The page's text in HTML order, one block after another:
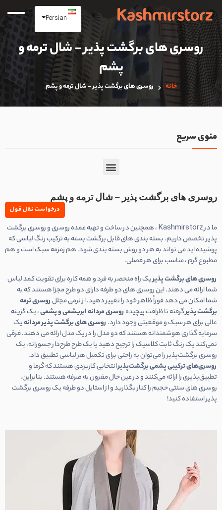
روسری های برگشت پذیر – شال ترمه و
پشم
خانه روسری های برگشت پذیر – شال ترمه و پشم
منوی سریع
روسری های برگشت پذیر – شال ترمه و پشم
درخواست نقل قول
ما در Kashmirstorz ، همچنین در ساخت و تهیه عمده روسری و روسری برگشت
پذیر تخصص داریم. بسته بندی های قابل برگشت بسته به ترکیب رنگ لباسی که
پوشیده اید می تواند به هر دو روش بسته بندی شود. هم زمزمه سبک است و هم
مطبوع گرم ، مناسب برای هر فصلی.
روسری های برگشت پذیریک راه منحصر به فرد و همه کاره برای تقویت کمد لباس
شما ارائه می دهند. این روسری های دو طرفه دارای دو طرح مجزا هستند که به
شما امکان می دهد فوراً ظاهر خود را تغییر دهید. از نرمی مجللروسری ترمه
برگشت پذیرگرفته تا ظرافت پیچیدهروسری مردانه ابریشمی و پشمی، یک گزینه
عالی برای هر سبک و موقعیتی وجود دارد. روسری های برگشت پذیر مردانهیک
سرمایه گذاری هوشمندانه هستند که دو مدل را در یک مدل ارائه می دهند. فرقی
نمی‌کند یک رنگ ثابت کلاسیک را ترجیح دهید یا یک طرح طرح‌دار جسورانه، یک
روسری برگشت‌پذیر را می‌توان به راحتی برای تکمیل هر لباسی تطبیق داد.
روسری‌های ترکیبی پشمی برگشت‌پذیرانتخابی کاربردی هستند که گرما و
تطبیق‌پذیری را ارائه می‌کنند و در عین حال مقرون به صرفه هستند. بنابراین،
روسری های سنتی حجیم را کنار بگذارید و از استایل دو طرفه یک روسری برگشت
پذیر استفاده کنید!